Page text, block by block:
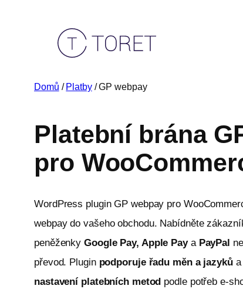
Domů / Platby/ GP webpay
Platební brána
pro
WordPress plugin GP webpay pro
webpay do vašeho obchodu. Nabídněte
peněženkyGoogle Pay, Apple Paya PayPal
převod. Plugin podporuje řadu měn a jazykůa
nastavení platebních metod podle potřeb e-